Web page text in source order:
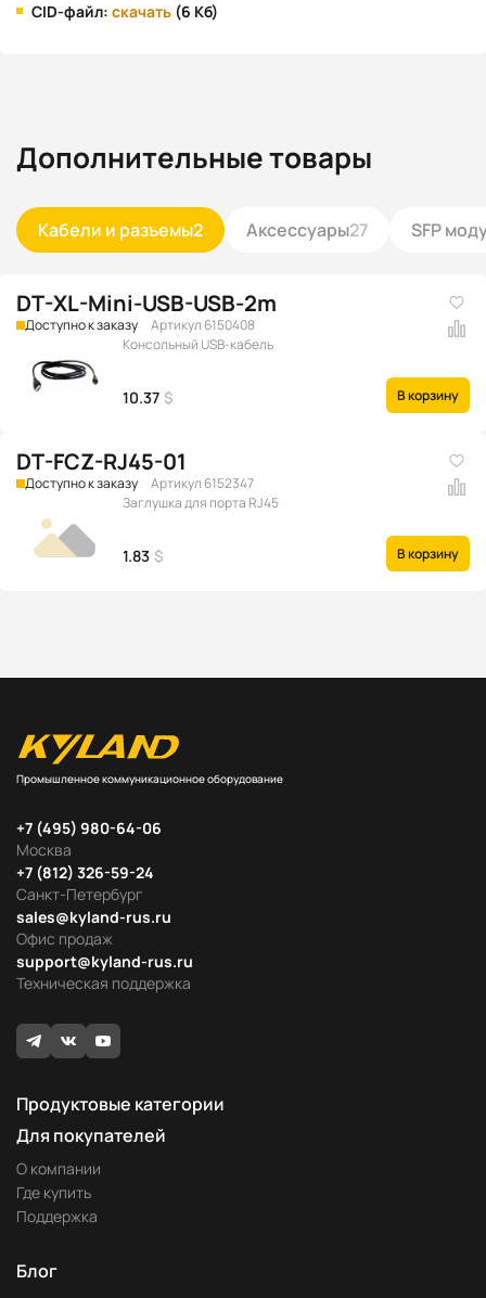
CID-файл: скачать (6 Кб)
Дополнительные товары
Кабели и разъемы2 Аксессуары27 SFP
DT-XL-Mini-USB-USB-2m
Доступно к заказу
Артикул 6150408
Консольный USB-кабель
10.37 $ В корзину
DT-FCZ-RJ45-01
Доступно к заказу
Артикул 6152347
Заглушка для порта RJ45
1.83 $ В корзину
Промышленное коммуникационное оборудование
Москва
+7 (495) 980-64-06
Офис продаж
sales@kyland-rus.ru
Санкт-Петербург
+7 (812) 326-59-24
Техническая поддержка
support@kyland-rus.ru
Продуктовые категории
Для покупателей
О компании
Где купить
Поддержка
Блог